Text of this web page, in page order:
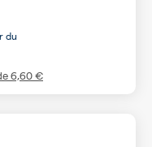
du
6,60 €